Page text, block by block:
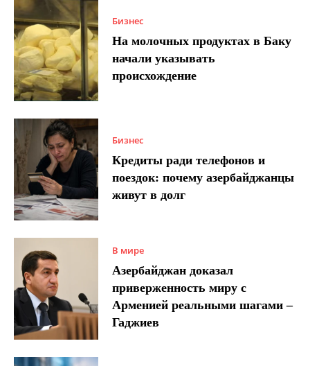
Бизнес
На молочных продуктах в Баку
начали указывать
происхождение
Бизнес
Кредиты ради телефонов и
поездок: почему азербайджанцы
живут в долг
В мире
Азербайджан доказал
приверженность миру с
Арменией реальными шагами –
Гаджиев